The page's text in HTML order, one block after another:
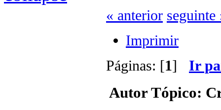
« anterior seguinte
Imprimir
Páginas: [1] Ir
AutorTópico: